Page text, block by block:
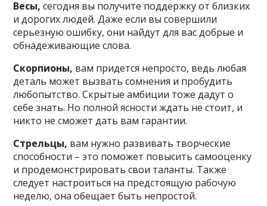
Весы, сегодня вы получите поддержку от близких
и дорогих людей. Даже если вы совершили
серьезную ошибку, они найдут для вас добрые и
обнадеживающие слова.
Скорпионы, вам придется непросто, ведь любая
деталь может вызвать сомнения и пробудить
любопытство. Скрытые амбиции тоже дадут о
себе знать. Но полной ясности ждать не стоит, и
никто не сможет дать вам гарантии.
Стрельцы, вам нужно развивать творческие
способности – это поможет повысить самооценку
и продемонстрировать свои таланты. Также
следует настроиться на предстоящую рабочую
неделю, она обещает быть непростой.